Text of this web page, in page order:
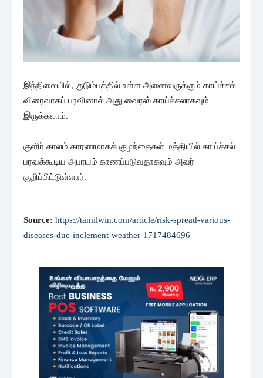
இந்நிலையில், குடும்பத்தில் உள்ள அனைவருக்கும் காய்ச்சல்
விரைவாகப் பரவினால் அது வைரஸ் காய்ச்சலாகவும்
இருக்கலாம்.
குளிர் காலம் காரணமாகக் குழந்தைகள் மத்தியில் காய்ச்சல்
பரவக்கூடிய அபாயம் காணப்படுவதாகவும் அவர்
குறிப்பிட்டுள்ளார்.
Source: https://tamilwin.com/article/risk-spread-various-
diseases-due-inclement-weather-1717484696